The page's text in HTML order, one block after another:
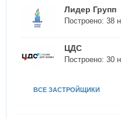
Лидер Групп
Построено: 38
ЦДС
Построено: 30
ВСЕ ЗАСТРОЙЩИКИ